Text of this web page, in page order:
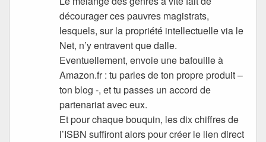
décourager ces pauvres magistrats,
lesquels, sur la propriété intellectuelle via le
Net, n’y entravent que dalle.
Eventuellement, envoie une bafouille à
Amazon.fr : tu parles de ton propre produit –
ton blog -, et tu passes un accord de
partenariat avec eux.
Et pour chaque bouquin, les dix chiffres de
l’ISBN suffiront alors pour créer le lien direct